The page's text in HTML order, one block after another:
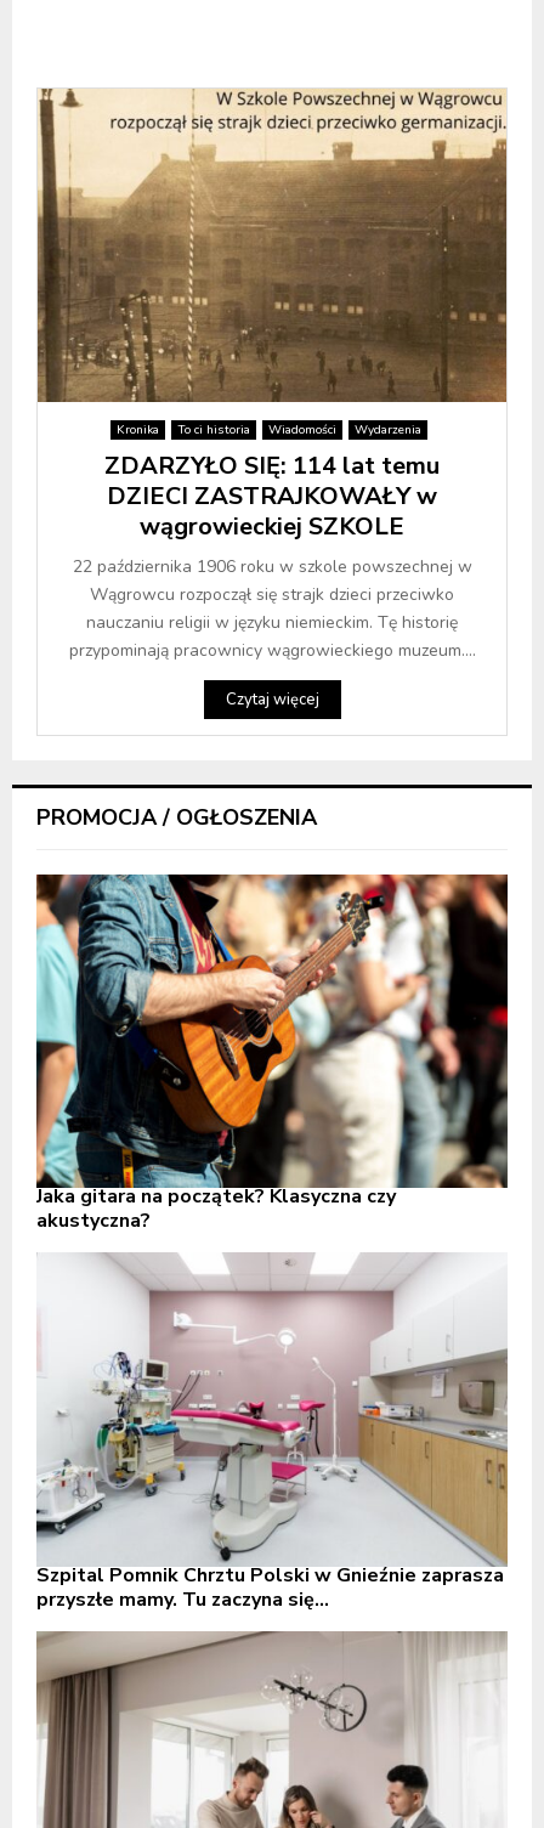
Kronika To ci historia Wiadomości Wydarzenia
ZDARZYŁO SIĘ: 114 lat temu
DZIECI ZASTRAJKOWAŁY w
wągrowieckiej SZKOLE
22 października 1906 roku w szkole powszechnej w
Wągrowcu rozpoczął się strajk dzieci przeciwko
nauczaniu religii w języku niemieckim. Tę historię
przypominają pracownicy wągrowieckiego muzeum....
Czytaj więcej
PROMOCJA / OGŁOSZENIA
Jaka gitara na początek? Klasyczna czy
akustyczna?
Szpital Pomnik Chrztu Polski w Gnieźnie zaprasza
przyszłe mamy. Tu zaczyna się...